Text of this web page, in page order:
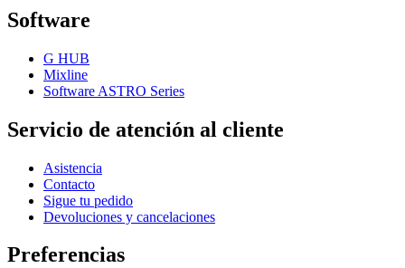
Software
G HUB
Mixline
Software ASTRO Series
Servicio de atención al cliente
Asistencia
Contacto
Sigue tu pedido
Devoluciones y cancelaciones
Preferencias